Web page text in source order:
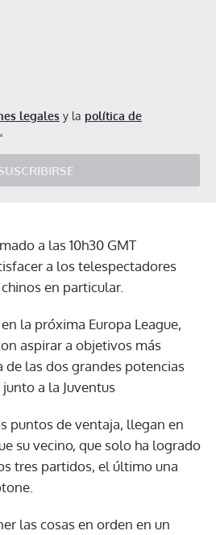
legales y la política de
a las 10h30 GMT
a los telespectadores
en particular.
la próxima Europa League,
aspirar a objetivos más
de las dos grandes potencias
a la Juventus
puntos de ventaja, llegan en
su vecino, que solo ha logrado
tres partidos, el último una
las cosas en orden en un